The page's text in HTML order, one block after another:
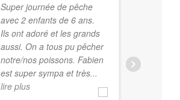
Super journée de pêche
avec 2 enfants de 6 ans.
Ils ont adoré et les grands
aussi. On a tous pu pêcher
notre/nos poissons. Fabien
est super sympa et très...
lire plus